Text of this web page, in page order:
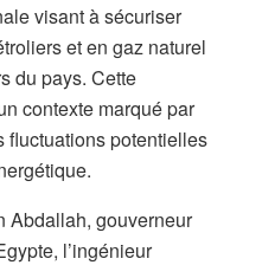
visant à sécuriser
et en gaz naturel
du pays. Cette
contexte marqué par
fluctuations potentielles
Abdallah, gouverneur
l’ingénieur